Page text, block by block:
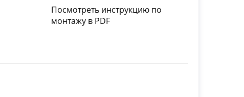
Посмотреть инструкцию по
монтажу в PDF